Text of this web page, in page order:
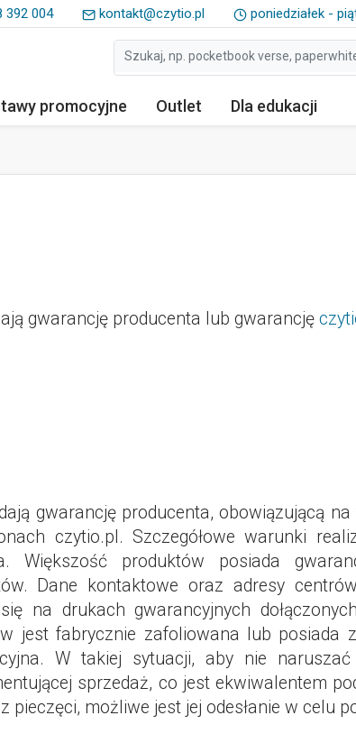
392 004 kontakt@czytio.pl poniedziałek -
promocyjne Outlet Dla edukacji
gwarancję producenta lub gwarancję
gwarancję producenta, obowiązującą
czytio.pl. Szczegółowe warunki
Większość produktów posiada
Dane kontaktowe oraz adresy
na drukach gwarancyjnych
jest fabrycznie zafoliowana lub posiada
W takiej sytuacji, aby nie
sprzedaż, co jest ekwiwalentem
możliwe jest jej odesłanie w celu